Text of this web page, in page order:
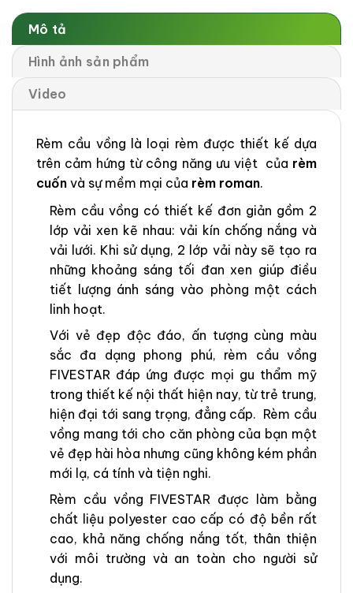
Mô tả
Hình ảnh sản phẩm
Video
Rèm cầu vồng là loại rèm được thiết kế dựa
trên cảm hứng từ công năng ưu việt của rèm
cuốn và sự mềm mại của rèm roman.
Rèm cầu vồng có thiết kế đơn giản gồm 2
lớp vải xen kẽ nhau: vải kín chống nắng và
vải lưới. Khi sử dụng, 2 lớp vải này sẽ tạo ra
những khoảng sáng tối đan xen giúp điều
tiết lượng ánh sáng vào phòng một cách
linh hoạt.
Với vẻ đẹp độc đáo, ấn tượng cùng màu
sắc đa dạng phong phú, rèm cầu vồng
FIVESTAR đáp ứng được mọi gu thẩm mỹ
trong thiết kế nội thất hiện nay, từ trẻ trung,
hiện đại tới sang trọng, đẳng cấp. Rèm cầu
vồng mang tới cho căn phòng của bạn một
vẻ đẹp hài hòa nhưng cũng không kém phần
mới lạ, cá tính và tiện nghi.
Rèm cầu vồng FIVESTAR được làm bằng
chất liệu polyester cao cấp có độ bền rất
cao, khả năng chống nắng tốt, thân thiện
với môi trường và an toàn cho người sử
dụng.